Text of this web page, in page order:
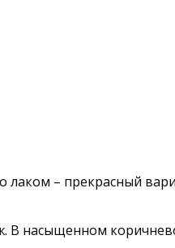
– прекрасный
В насыщенном